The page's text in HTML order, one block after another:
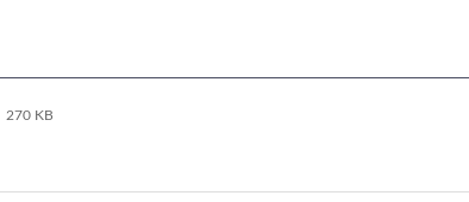
270 KB